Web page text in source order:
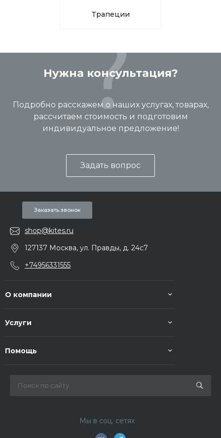
Трапеции
Нужна консультация?
Подробно расскажем о наших услугах, товарах,
рассчитаем стоимость и подготовим
индивидуальное предложение!
Задать вопрос
Заказать звонок
shop@kites.ru
127137 Москва, ул. Правды, д. 24с7
+74956331555
О компании
Услуги
Помощь
Мы в соц. сетях